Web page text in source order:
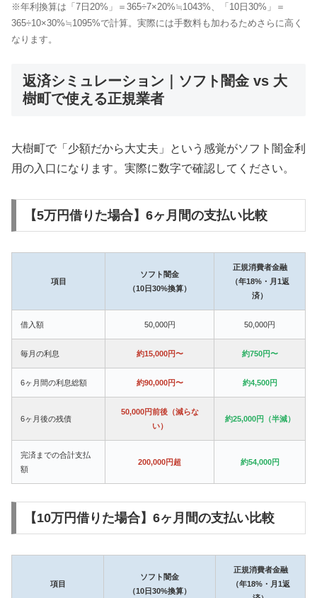
※年利換算は「7日20%」＝365÷7×20%≒1043%、「10日30%」＝
365÷10×30%≒1095%で計算。実際には手数料も加わるためさらに高く
なります。
返済シミュレーション｜ソフト闇金 vs 大
樹町で使える正規業者
大樹町で「少額だから大丈夫」という感覚がソフト闇金利
用の入口になります。実際に数字で確認してください。
【5万円借りた場合】6ヶ月間の支払い比較
項目
ソフト闇金
（10日30%換算）
正規消費者金融
（年18%・月1返
済）
借入額 50,000円 50,000円
毎月の利息 約15,000円〜 約750円〜
6ヶ月間の利息総額 約90,000円〜 約4,500円
6ヶ月後の残債
50,000円前後（減らな
い）
約25,000円（半減）
完済までの合計支払
額
200,000円超 約54,000円
【10万円借りた場合】6ヶ月間の支払い比較
項目
ソフト闇金
（10日30%換算）
正規消費者金融
（年18%・月1返